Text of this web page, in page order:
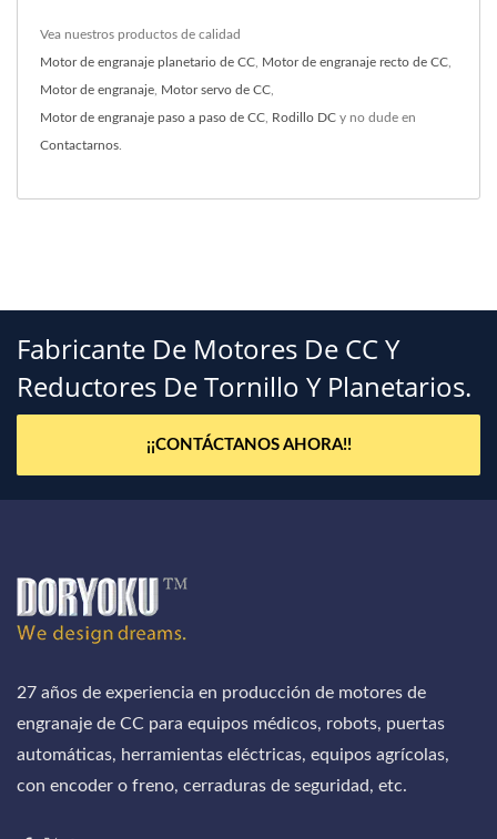
Vea nuestros productos de calidad
Motor de engranaje planetario de CC, Motor de engranaje recto de CC,
Motor de engranaje, Motor servo de CC,
Motor de engranaje paso a paso de CC, Rodillo DC y no dude en
Contactarnos.
Fabricante De Motores De CC Y
Reductores De Tornillo Y Planetarios.
¡¡CONTÁCTANOS AHORA!!
27 años de experiencia en producción de motores de
engranaje de CC para equipos médicos, robots, puertas
automáticas, herramientas eléctricas, equipos agrícolas,
con encoder o freno, cerraduras de seguridad, etc.